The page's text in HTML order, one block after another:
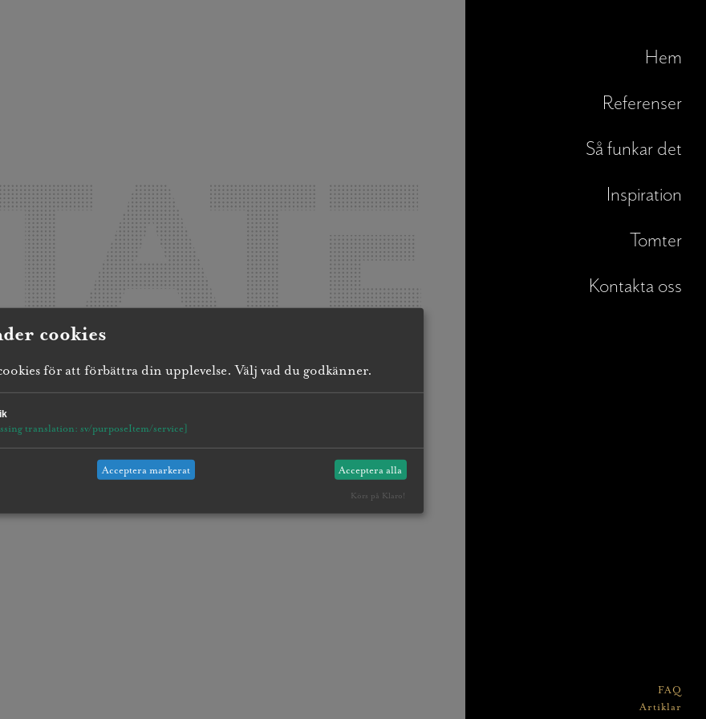
Hem
Referenser
Så funkar det
Inspiration
Tomter
Kontakta oss
FAQ
Artiklar
cookies
för att förbättra din upplevelse. Välj vad du godkänner.
translation: sv/purposeItem/service]
Acceptera markerat Acceptera alla
Körs på Klaro!